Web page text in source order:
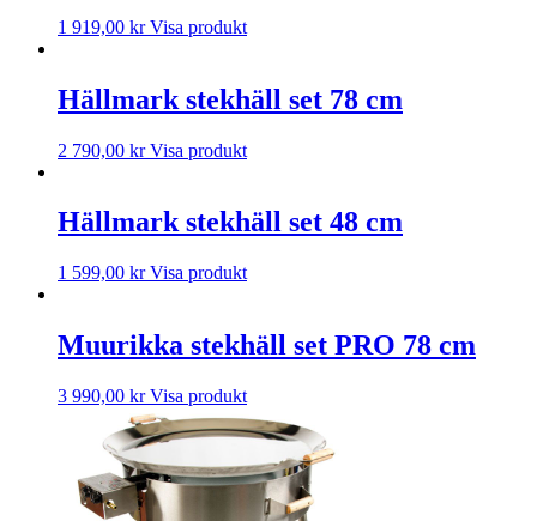
1 919,00 kr Visa produkt
Hällmark stekhäll set 78 cm
2 790,00 kr Visa produkt
Hällmark stekhäll set 48 cm
1 599,00 kr Visa produkt
Muurikka stekhäll set PRO 78 cm
3 990,00 kr Visa produkt